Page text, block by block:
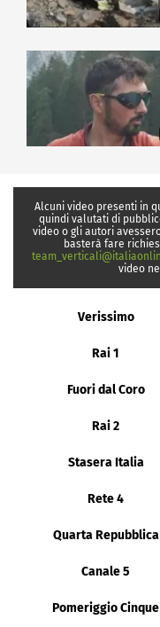
Alcuni video presenti in
quindi valutati di
video o gli autori
basterà fare
video
Verissimo
Rai 1
Fuori dal Coro
Rai 2
Stasera Italia
Rete 4
Quarta Repubblica
Canale 5
Pomeriggio Cinque